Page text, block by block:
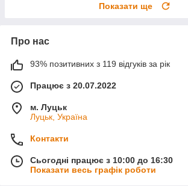
Показати ще
Про нас
93% позитивних з 119 відгуків за рік
Працює з 20.07.2022
м. Луцьк
Луцьк, Україна
Контакти
Сьогодні працює з 10:00 до 16:30
Показати весь графік роботи